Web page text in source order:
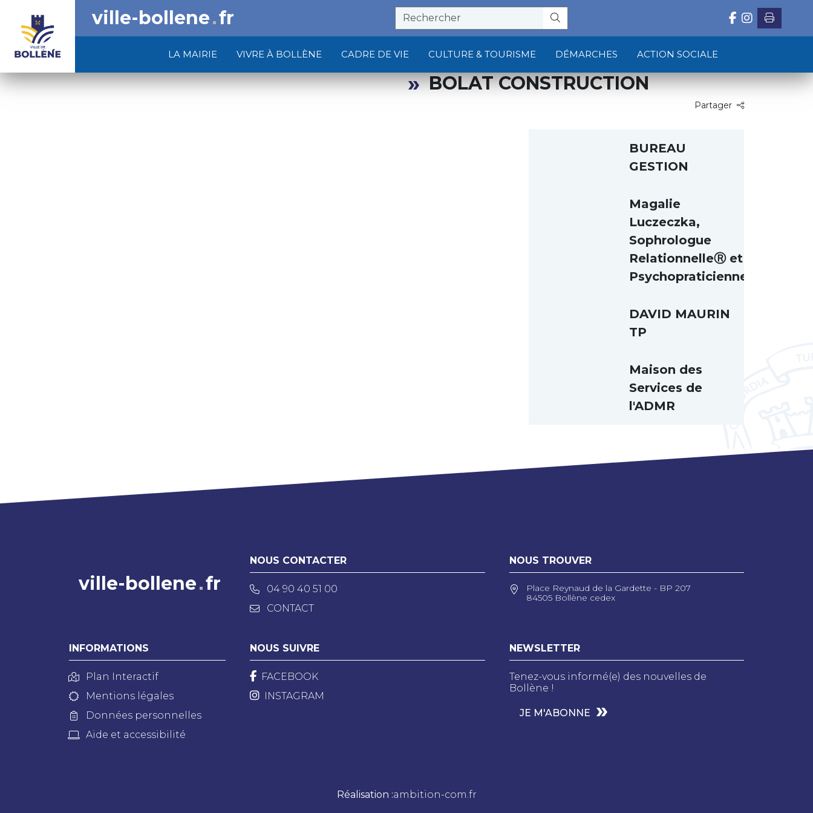
LA MAIRIE VIVRE À BOLLÈNE CADRE DE VIE CULTURE & TOURISME DÉMARCHES ACTION SOCIALE
ville-bollene fr
BOLAT CONSTRUCTION
Partager
BUREAU
GESTION
Magalie
Luczeczka,
Sophrologue
RelationnelleⓇ et
Psychopraticienne
DAVID MAURIN
TP
Maison des
Services de
l'ADMR
ville-bollene fr
NOUS CONTACTER
04 90 40 51 00
CONTACT
NOUS TROUVER
Place Reynaud de la Gardette - BP 207
84505 Bollène cedex
INFORMATIONS
Plan Interactif
Mentions légales
Données personnelles
Aide et accessibilité
NOUS SUIVRE
FACEBOOK
INSTAGRAM
NEWSLETTER
Tenez-vous informé(e) des nouvelles de
Bollène !
JE M'ABONNE
Réalisation :ambition-com.fr